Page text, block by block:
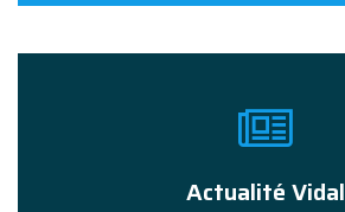
Actualité Vidal